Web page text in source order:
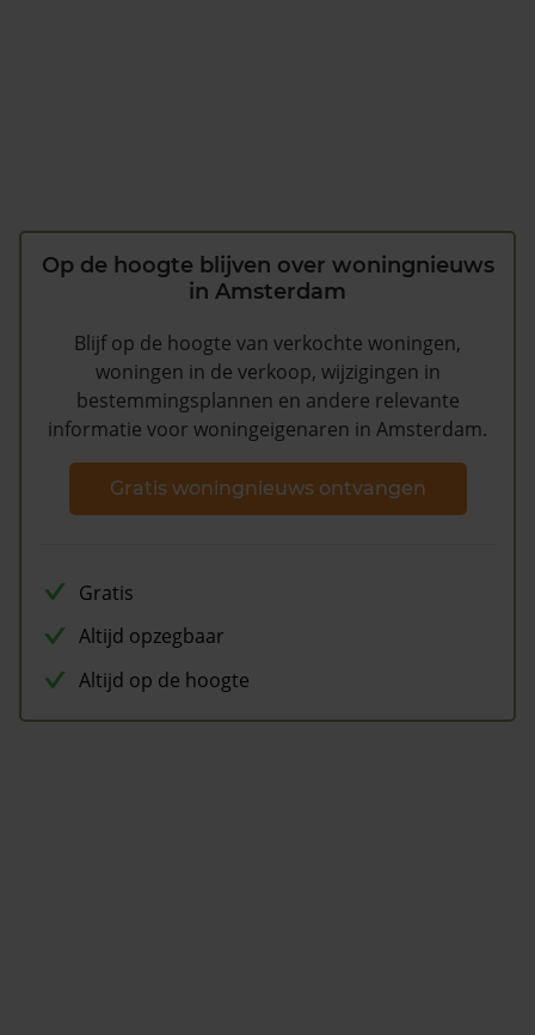
Op de hoogte blijven over woningnieuws
in Amsterdam
Blijf op de hoogte van verkochte woningen,
woningen in de verkoop, wijzigingen in
bestemmingsplannen en andere relevante
informatie voor woningeigenaren in Amsterdam.
Gratis woningnieuws ontvangen
Gratis
Altijd opzegbaar
Altijd op de hoogte